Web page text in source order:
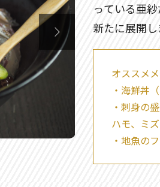

っている亜
新たに展開し
オススメ
・海鮮丼
・刺身の
ハモ、ミズ
・地魚の